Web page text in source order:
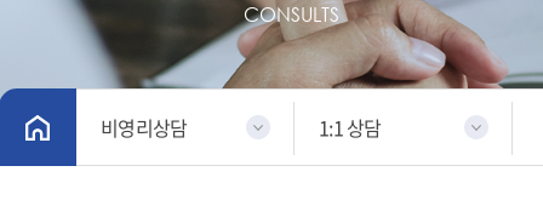
CONSULTS
비영리상담 1:1 상담